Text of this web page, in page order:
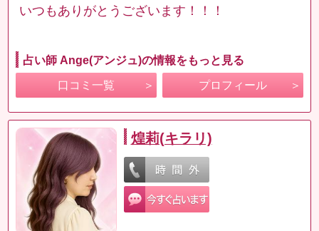
いつもありがとうございます！！！
占い師 Ange(アンジュ)の情報をもっと見る
口コミ一覧 プロフィール
煌莉(キラリ)